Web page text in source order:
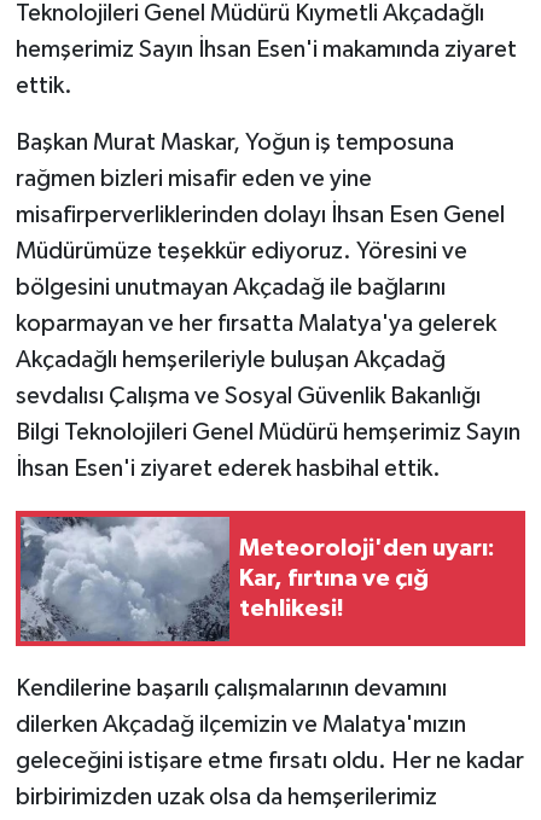
Teknolojileri Genel Müdürü Kıymetli Akçadağlı
hemşerimiz Sayın İhsan Esen'i makamında ziyaret
ettik.
Başkan Murat Maskar, Yoğun iş temposuna
rağmen bizleri misafir eden ve yine
misafirperverliklerinden dolayı İhsan Esen Genel
Müdürümüze teşekkür ediyoruz. Yöresini ve
bölgesini unutmayan Akçadağ ile bağlarını
koparmayan ve her fırsatta Malatya'ya gelerek
Akçadağlı hemşerileriyle buluşan Akçadağ
sevdalısı Çalışma ve Sosyal Güvenlik Bakanlığı
Bilgi Teknolojileri Genel Müdürü hemşerimiz Sayın
İhsan Esen'i ziyaret ederek hasbihal ettik.
Meteoroloji'den uyarı:
Kar, fırtına ve çığ
tehlikesi!
Kendilerine başarılı çalışmalarının devamını
dilerken Akçadağ ilçemizin ve Malatya'mızın
geleceğini istişare etme fırsatı oldu. Her ne kadar
birbirimizden uzak olsa da hemşerilerimiz